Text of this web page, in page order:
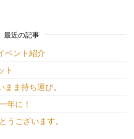
最近の記事
ベント紹介
ト
ま持ち運び。
年に！
うございます。